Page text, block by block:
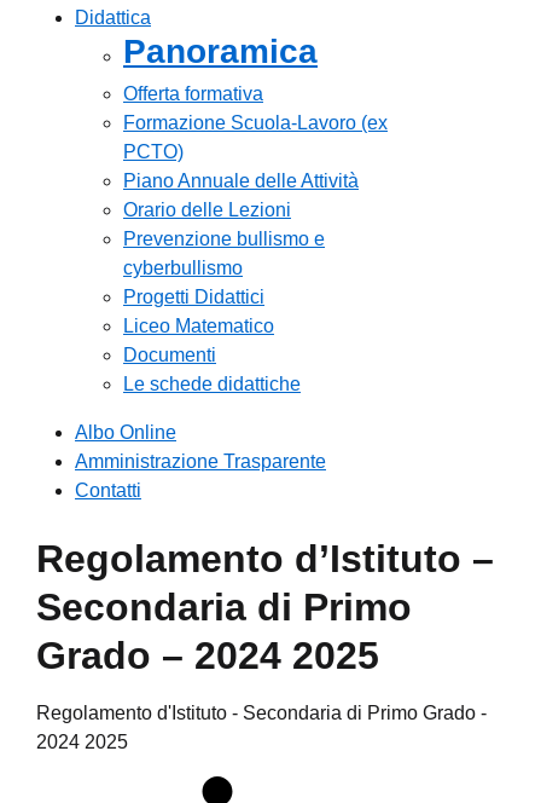
Didattica
Panoramica
Offerta formativa
Formazione Scuola-Lavoro (ex
PCTO)
Piano Annuale delle Attività
Orario delle Lezioni
Prevenzione bullismo e
cyberbullismo
Progetti Didattici
Liceo Matematico
Documenti
Le schede didattiche
Albo Online
Amministrazione Trasparente
Contatti
Regolamento d’Istituto –
Secondaria di Primo
Grado – 2024 2025
Regolamento d'Istituto - Secondaria di Primo Grado -
2024 2025